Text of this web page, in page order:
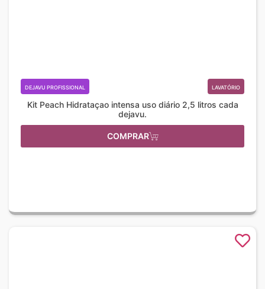
DEJAVU PROFISSIONAL LAVATÓRIO
Kit Peach Hidrataçao intensa uso diário 2,5 litros cada
dejavu.
COMPRAR